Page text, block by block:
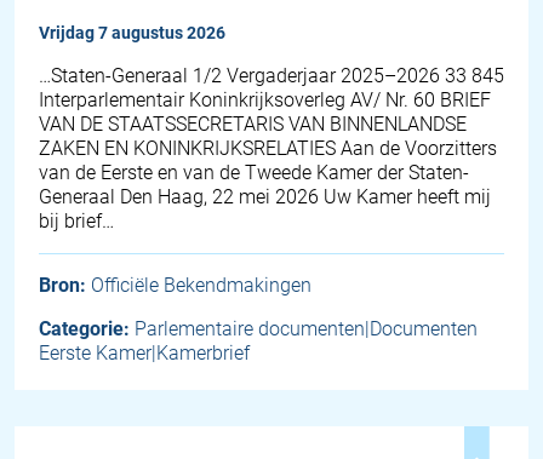
vrijdag 7 augustus 2026
…Staten-Generaal 1/2 Vergaderjaar 2025–2026 33 845
Interparlementair Koninkrijksoverleg AV/ Nr. 60 BRIEF
VAN DE STAATSSECRETARIS VAN BINNENLANDSE
ZAKEN EN KONINKRIJKSRELATIES Aan de Voorzitters
van de Eerste en van de Tweede Kamer der Staten-
Generaal Den Haag, 22 mei 2026 Uw Kamer heeft mij
bij brief…
Bron: Officiële Bekendmakingen
Categorie: Parlementaire documenten|Documenten
Eerste Kamer|Kamerbrief